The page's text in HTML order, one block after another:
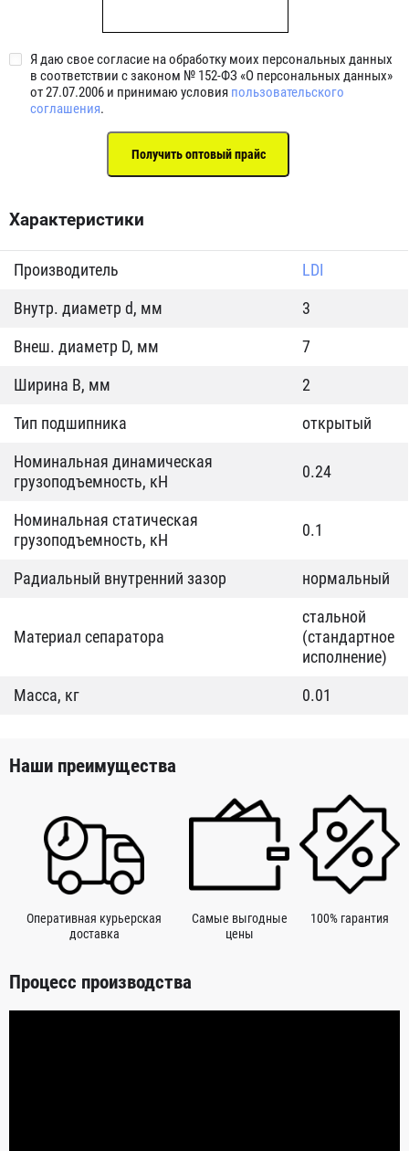
Я даю свое согласие на обработку моих персональных данных
в соответствии с законом № 152-ФЗ «О персональных данных»
от 27.07.2006 и принимаю условия пользовательского
соглашения.
Характеристики
Производитель
LDI
Внутр. диаметр d, мм
3
Внеш. диаметр D, мм
7
Ширина B, мм
2
Тип подшипника
открытый
Номинальная динамическая
грузоподъемность, кН
0.24
Номинальная статическая
грузоподъемность, кН
0.1
Радиальный внутренний зазор нормальный
Материал сепаратора
стальной
(стандартное
исполнение)
Масса, кг
0.01
Наши преимущества
Оперативная курьерская
доставка
Самые выгодные
цены
100% гарантия
Процесс производства